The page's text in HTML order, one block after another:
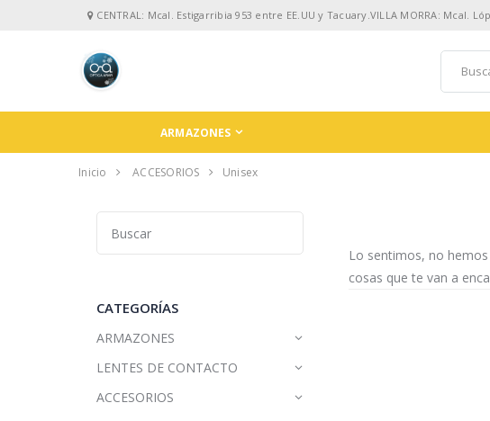
CENTRAL: Mcal. Estigarribia 953 entre EE.UU y Tacuary.VILLA MORRA: Mcal.
ARMAZONES
Inicio ACCESORIOS Unisex
Lo sentimos, no
cosas que te van a
CATEGORÍAS
ARMAZONES
LENTES DE CONTACTO
ACCESORIOS